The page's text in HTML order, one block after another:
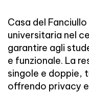
Casa del
universitaria nel
garantire agli
e funzionale. La
singole e
offrendo privacy